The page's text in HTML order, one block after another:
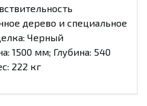
дерево и специальное
Черный
1500 мм; Глубина: 540
222 кг